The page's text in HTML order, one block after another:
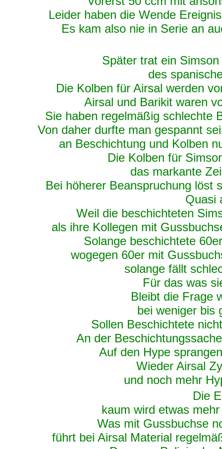
Leider haben die Wende
Es kam also nie in Serie an
Später trat ein
des
Die Kolben für Airsal werden
Airsal und Barikit waren
Sie haben regelmäßig schlechte
Von daher durfte man gespannt
an Beschichtung und Kolben
Die Kolben für
das markante
Bei höherer Beanspruchung löst
Quasi
Weil die beschichteten
als ihre Kollegen mit
Solange beschichtete
wogegen 60er mit
solange fällt
Für das was
Bleibt die Frage
bei weniger bis
Sollen Beschichtete
An der
Auf den Hype
Wieder Airsal
und noch mehr
Die
kaum wird etwas
Was mit Gussbuchse
führt bei Airsal Material